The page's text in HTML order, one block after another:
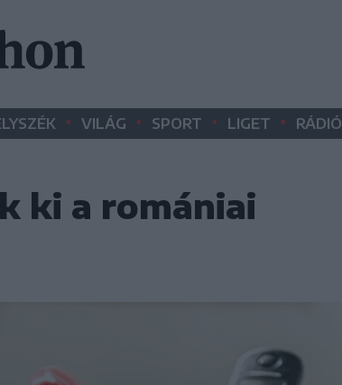
• VILÁG • SPORT • LIGET • RÁDIÓ
ki a romániai